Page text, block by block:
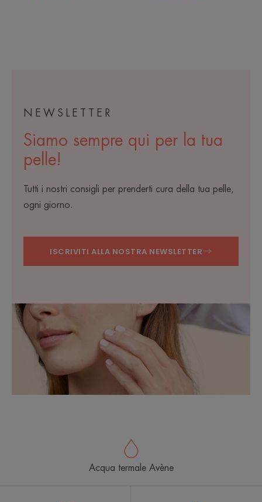
NEWSLETTER
Siamo sempre qui per la tua
pelle!
Tutti i nostri consigli per prenderti cura della tua pelle,
ogni giorno.
ISCRIVITI ALLA NOSTRA NEWSLETTER
Acqua termale Avène